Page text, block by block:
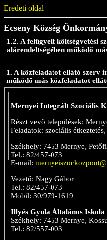
Eredeti oldal
Ecseny Község
1.2. A felügyelt költségvetési
alárendeltségében működő
1. A közfeladatot ellátó szerv
működő más közfeladatot
Mernyei Integrált Szociális
Részt vevő települések:
Feladatok: szociális
Székhely: 7453 Mernye,
Tel.: 82/457-073
E-mail:
Vezető: Nagy Gábor
Tel.: 82/457-073
Mobil: 30/979-1619
Illyés Gyula Általános Iskola
Székhely: 7453 Mernye,
Tel.: 82/557-003